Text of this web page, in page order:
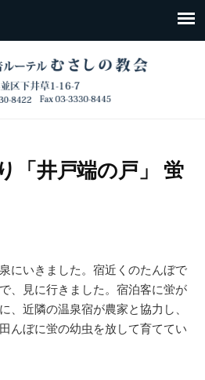
「井戸端の戸」 蛍
にいきました。宿近くのたんぼで
、見に行きました。宿泊客に蛍が
、近隣の温泉宿が農家と協力し、
んぼに蛍の幼虫を放して育ててい